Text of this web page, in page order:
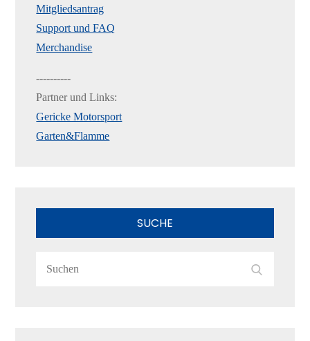
Mitgliedsantrag
Support und FAQ
Merchandise
----------
Partner und Links:
Gericke Motorsport
Garten&Flamme
SUCHE